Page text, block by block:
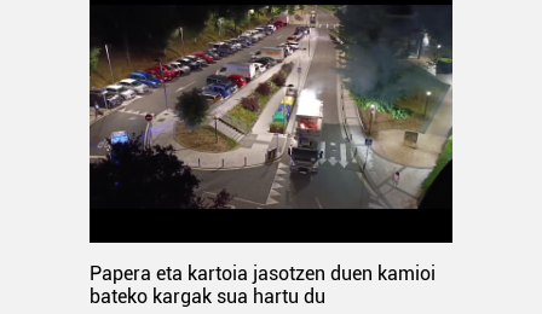
Papera eta kartoia jasotzen duen kamioi
bateko kargak sua hartu du